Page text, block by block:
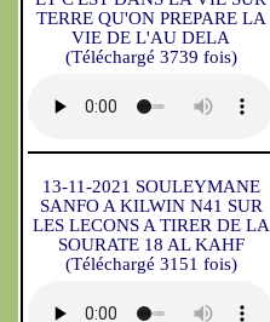
TERRE QU'ON PREPARE LA
VIE DE L'AU DELA
(Téléchargé 3739 fois)
13-11-2021 SOULEYMANE
SANFO A KILWIN N41 SUR
LES LECONS A TIRER DE LA
SOURATE 18 AL KAHF
(Téléchargé 3151 fois)